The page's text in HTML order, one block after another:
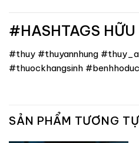
#HASHTAGS HỮU
#thuy #thuyannhung
#thuockhangsinh
SẢN PHẨM TƯƠNG TỰ